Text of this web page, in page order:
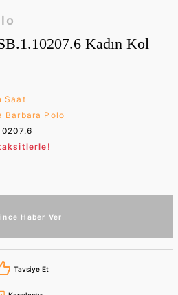
Kadın Kol
Saat
Barbara Polo
Haber Ver
Tavsiye Et